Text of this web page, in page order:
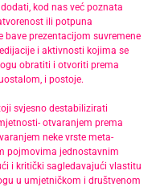
kod nas već poznata
ili potpuna
prezentacijom suvremene
i aktivnosti kojima se
obratiti i otvoriti prema
i postoje.
svjesno destabilizirati
otvaranjem prema
neke vrste meta-
pojmovima jednostavnim
i kritički sagledavajući vlastitu
u umjetničkom i društvenom